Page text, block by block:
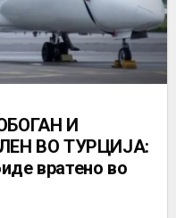
И
ВО ТУРЦИЈА:
вратено во